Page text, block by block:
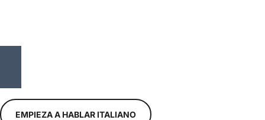
EMPIEZA A HABLAR ITALIANO